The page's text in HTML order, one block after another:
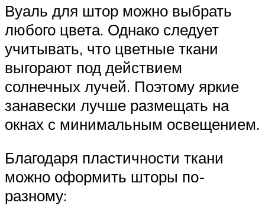
Вуаль для штор можно выбрать
любого цвета. Однако следует
учитывать, что цветные ткани
выгорают под действием
солнечных лучей. Поэтому яркие
занавески лучше размещать на
окнах с минимальным освещением.
Благодаря пластичности ткани
можно оформить шторы по-
разному: